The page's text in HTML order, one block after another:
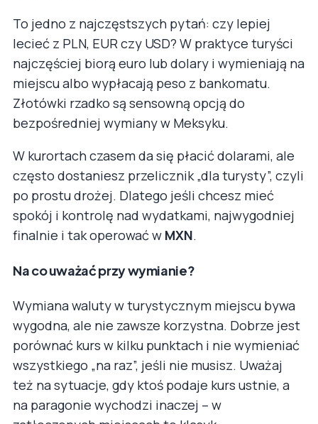
To jedno z najczęstszych pytań: czy lepiej
lecieć z PLN, EUR czy USD? W praktyce turyści
najczęściej biorą euro lub dolary i wymieniają na
miejscu albo wypłacają peso z bankomatu.
Złotówki rzadko są sensowną opcją do
bezpośredniej wymiany w Meksyku.
W kurortach czasem da się płacić dolarami, ale
często dostaniesz przelicznik „dla turysty”, czyli
po prostu drożej. Dlatego jeśli chcesz mieć
spokój i kontrolę nad wydatkami, najwygodniej
finalnie i tak operować w MXN.
Na co uważać przy wymianie?
Wymiana waluty w turystycznym miejscu bywa
wygodna, ale nie zawsze korzystna. Dobrze jest
porównać kurs w kilku punktach i nie wymieniać
wszystkiego „na raz”, jeśli nie musisz. Uważaj
też na sytuacje, gdy ktoś podaje kurs ustnie, a
na paragonie wychodzi inaczej – w